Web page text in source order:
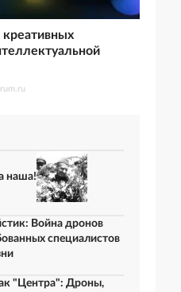
креативных
наша!
Война дронов
специалистов
"Центра": Дроны,